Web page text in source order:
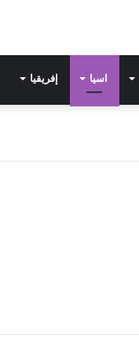
اسيا إفريقيا